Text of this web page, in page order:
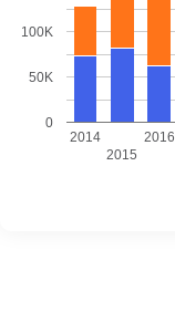
2014
2015
2016
0
50K
100K